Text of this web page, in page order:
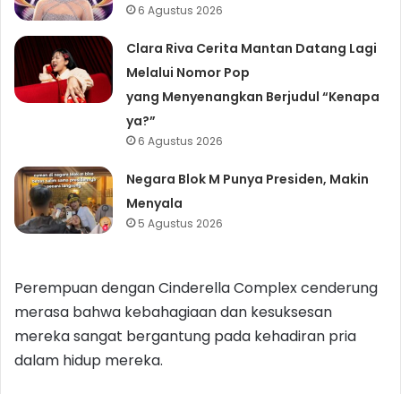
6 Agustus 2026
Clara Riva Cerita Mantan Datang Lagi
Melalui Nomor Pop
yang Menyenangkan Berjudul “Kenapa
ya?”
6 Agustus 2026
Negara Blok M Punya Presiden, Makin
Menyala
5 Agustus 2026
Perempuan dengan Cinderella Complex cenderung
merasa bahwa kebahagiaan dan kesuksesan
mereka sangat bergantung pada kehadiran pria
dalam hidup mereka.